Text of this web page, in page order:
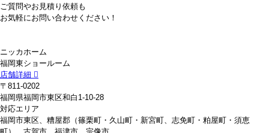
ご質問やお見積り依頼も
お気軽にお問い合わせください！
ニッカホーム
福岡東ショールーム
店舗詳細
〒811-0202
福岡県福岡市東区和白1-10-28
対応エリア
福岡市東区、糟屋郡（篠栗町・久山町・新宮町、志免町・粕屋町・須恵